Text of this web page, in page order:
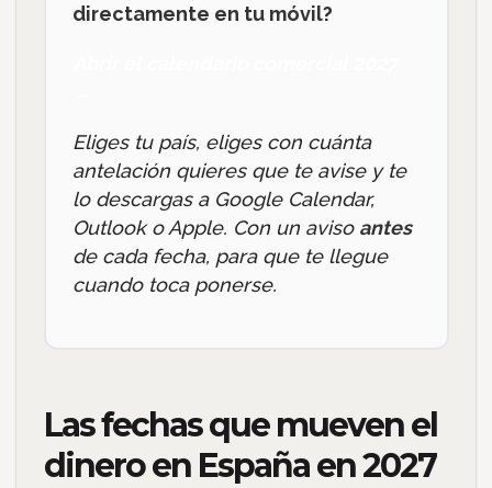
directamente en tu móvil?
Eliges tu país, eliges con cuánta
antelación quieres que te avise y te
lo descargas a Google Calendar,
Outlook o Apple. Con un aviso antes
de cada fecha, para que te llegue
cuando toca ponerse.
Las fechas que mueven el
dinero en España en 2027